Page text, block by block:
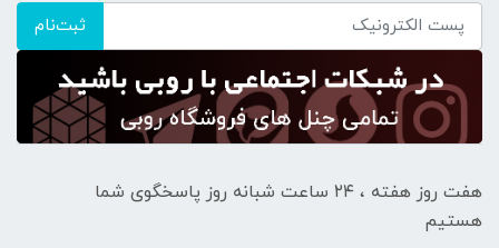
ثبت‌نام
هفت روز هفته ، ۲۴ ساعت شبانه‌ روز پاسخگوی شما
هستیم